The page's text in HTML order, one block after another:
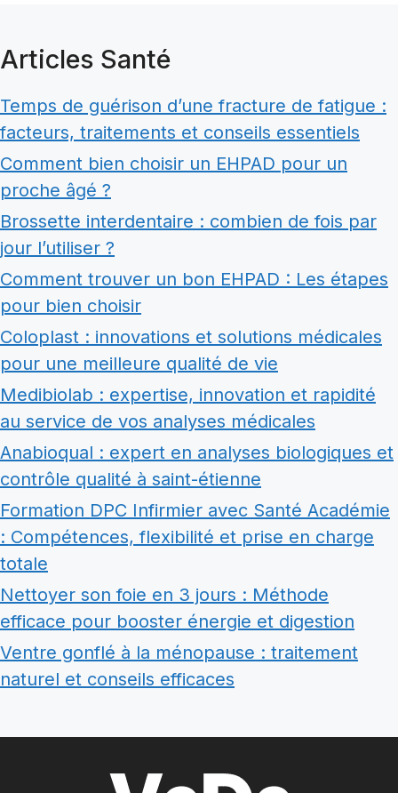
Articles Santé
Temps de guérison d’une fracture de fatigue :
facteurs, traitements et conseils essentiels
Comment bien choisir un EHPAD pour un
proche âgé ?
Brossette interdentaire : combien de fois par
jour l’utiliser ?
Comment trouver un bon EHPAD : Les étapes
pour bien choisir
Coloplast : innovations et solutions médicales
pour une meilleure qualité de vie
Medibiolab : expertise, innovation et rapidité
au service de vos analyses médicales
Anabioqual : expert en analyses biologiques et
contrôle qualité à saint-étienne
Formation DPC Infirmier avec Santé Académie
: Compétences, flexibilité et prise en charge
totale
Nettoyer son foie en 3 jours : Méthode
efficace pour booster énergie et digestion
Ventre gonflé à la ménopause : traitement
naturel et conseils efficaces